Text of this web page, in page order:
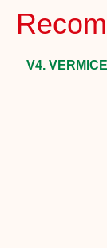
V4.